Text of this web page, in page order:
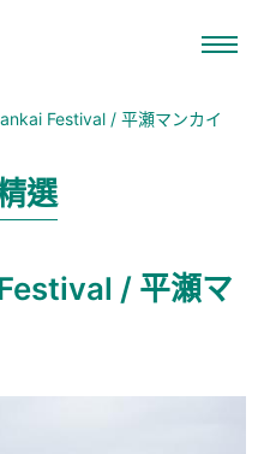
Festival / 平瀬マンカイ
選
/ 平瀬マ